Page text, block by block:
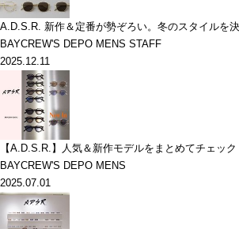
A.D.S.R. 新作＆定番が勢ぞろい。冬のスタイルを決
BAYCREW'S DEPO MENS STAFF
2025.12.11
【A.D.S.R.】人気＆新作モデルをまとめてチェック
BAYCREW'S DEPO MENS
2025.07.01